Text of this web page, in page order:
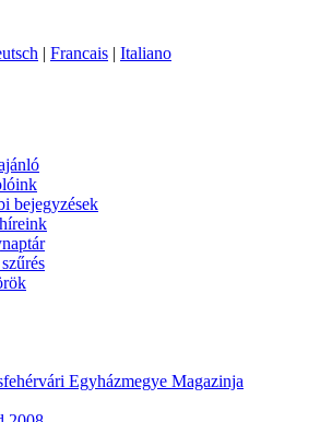
| Francais | Italiano
bejegyzések
Egyházmegye Magazinja